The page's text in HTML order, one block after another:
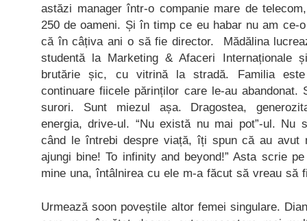
astăzi manager într-o companie mare de
250 de oameni. Și în timp ce eu habar nu am ce-
că în câțiva ani o să fie director. Mădălina
studentă la Marketing & Afaceri Internaționale
brutărie șic, cu vitrină la stradă. Familia
continuare fiicele părinților care le-au abandonat.
surori. Sunt miezul așa. Dragostea,
energia, drive-ul. “Nu există nu mai pot”-ul. Nu
când le întrebi despre viață, îți spun că au avut
ajungi bine! To infinity and beyond!” Asta scrie
mine una, întâlnirea cu ele m-a făcut să vreau să
Urmează soon poveștile altor femei singulare.